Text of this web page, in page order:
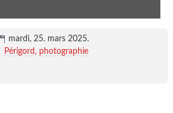
mardi, 25. mars 2025.
Périgord
photographie